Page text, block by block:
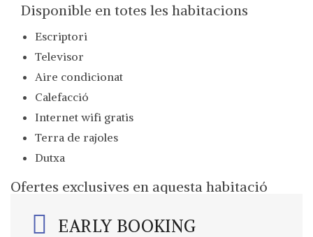
Disponible en totes les habitacions
Escriptori
Televisor
Aire condicionat
Calefacció
Internet wifi gratis
Terra de rajoles
Dutxa
Ofertes exclusives en aquesta habitació
EARLY BOOKING